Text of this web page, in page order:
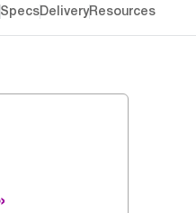
SpecsDeliveryResources